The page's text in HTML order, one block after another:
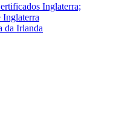
Inglaterra;
Inglaterra
da Irlanda